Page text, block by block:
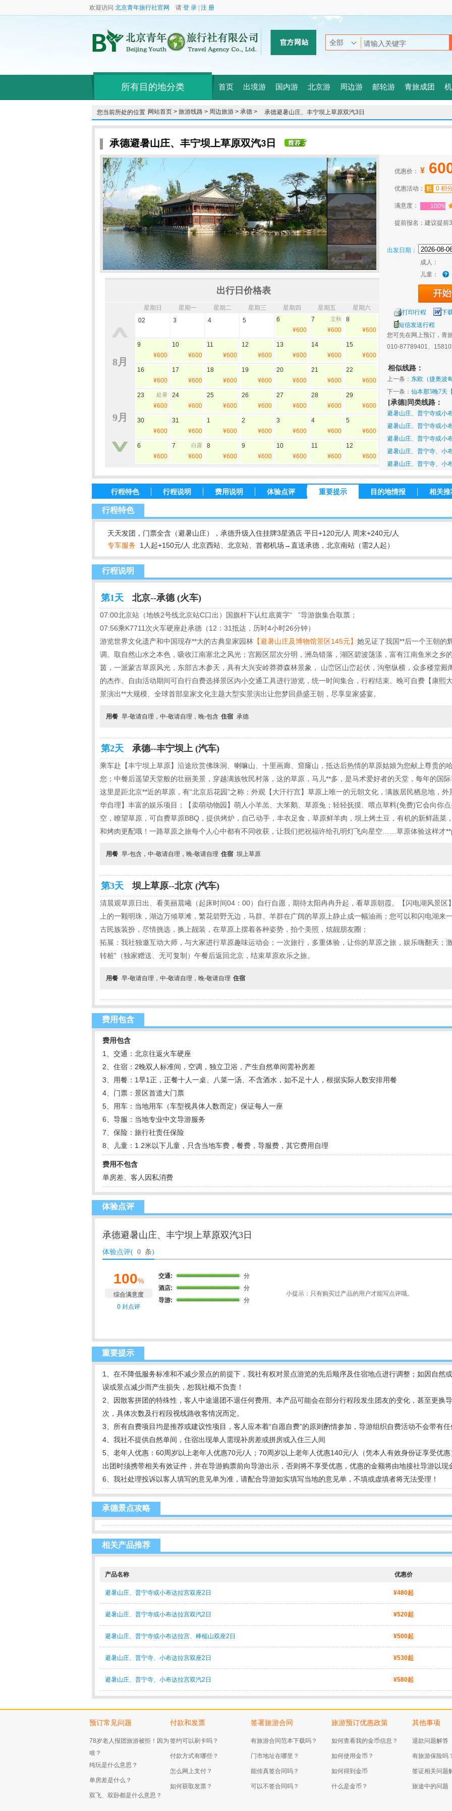
欢迎访问 北京青年旅行社官网 请 登 录 注 册
所有目的地分类 首页 出境游 国内游 北京游 周边游 邮轮游 青旅成团
您当前所处的位置：网站首页 > 旅游线路 > 周边旅游 > 承德 > 承德避暑山庄、丰宁坝上草原双汽3日
承德避暑山庄、丰宁坝上草原双汽3日
出行日价格表
8月
9月
星期日 星期一 星期二 星期三 星期四 星期五
星期六
02
3 4 5
6
¥600
7 立秋
¥600
8
¥600
9
¥600
10
¥600
11
¥600
12
¥600
13
¥600
14
¥600
15
¥600
16
¥600
17
¥600
18
¥600
19
¥600
20
¥600
21
¥600
22
¥600
23 处暑
¥600
24
¥600
25
¥600
26
¥600
27
¥600
28
¥600
29
¥600
30
¥600
31
¥600
1
¥600
2
¥600
3
¥600
4
¥600
5
¥600
6
¥600
7 白露
¥600
8
¥600
9
¥600
10
¥600
11
¥600
12
¥600
优惠价： ¥
优惠活动： 0 积
满意度： 100%
提前报名：建议提前
出发日期：
成人：
儿童：
打印行程 下
短信发送行程
您可先在网上预订，青
010-87789401、
相似线路：
上一条： 东欧（捷奥波
欧洲】
下一条： 仙本那5晚7天
[承德]同类线路：
避暑山庄、普宁寺或小
避暑山庄、普宁寺或小
避暑山庄、普宁寺或小
避暑山庄、普宁寺、小
避暑山庄、普宁寺、小
行程特色 行程说明 费用说明 体验点评 重要提示 目的地情报 相关
行程特色
天天发团，门票全含（避暑山庄），承德升级入住挂牌3星酒店 平日+120元/人 周末+240元/人
专车服务
1人起+150元/人 北京西站、北京站、首都机场→直送承德，北京南站（需2人起）
行程说明
第1天 北京--承德 (火车)
07:00北京站（地铁2号线北京站C口出）国旗杆下认红底黄字“ ”导游旗集合取票；
07:56乘K7711次火车硬座赴承德（12：31抵达，历时4小时26分钟）
游览世界文化遗产和中国现存**大的古典皇家园林 【避暑山庄及博物馆景区145元】 她见证了我国**后一个王朝的
调。取自然山水之本色，吸收江南塞北之风光；宫殿区层次分明，洲岛错落，湖区碧波荡漾，富有江南鱼米之乡
茵，一派蒙古草原风光，东部古木参天，具有大兴安岭莽莽森林景象， 山峦区山峦起伏，沟壑纵横，众多楼堂
的杰作。自由活动期间可自行自费选择景区内小交通工具进行游览，统一时间集合，行程结束。晚可自费【康熙
景演出**大规模、全球首部皇家文化主题大型实景演出让您梦回鼎盛王朝，尽享皇家盛宴。
用餐 早-敬请自理，中-敬请自理，晚-包含 住宿 承德
第2天 承德--丰宁坝上 (汽车)
乘车赴【丰宁坝上草原】沿途欣赏佛珠洞、喇嘛山、十里画廊、窟窿山，抵达后热情的草原姑娘为您献上尊贵的
您；中餐后遥望天堂般的壮丽美景，穿越满族牧民村落，这的草原，马儿**多，是马术爱好者的天堂，每年的国
这里是距北京**近的草原，有“北京后花园”之称；外观【大汗行宫】草原上唯一的元朝文化，满族居民栖息地，
华自理】丰富的娱乐项目；【卖萌动物园】萌人小羊羔、大笨鹅、草原兔；轻轻抚摸、喂点草料(免费)它会向你
空，瞭望草原，可自费草原BBQ，提供烤炉，自己动手，丰衣足食，草原鲜羊肉，坝上烤土豆，有机的新鲜蔬菜
和烤肉更配哦！一路草原之旅每个人心中都有不同收获，让我们把祝福许给孔明灯飞向星空……草原体验这样才
用餐 早-包含，中-敬请自理，晚-敬请自理 住宿 坝上草原
第3天 坝上草原--北京 (汽车)
清晨观草原日出、看美丽晨曦（起床时间04：00）自行自愿，期待太阳冉冉升起，看草原朝霞。【闪电湖风景
上的一颗明珠，湖边万倾草滩，繁花碧野无边，马群、羊群在广阔的草原上静止成一幅油画；您可以和闪电湖来
古民族装扮，尽情挑选，换上靓装，在草原上摆着各种姿势，拍个美照，炫靓朋友圈；
拓展：我社独邀互动大师，与大家进行草原趣味运动会；一次旅行，多重体验，让你的草原之旅，娱乐嗨翻天；
转桩”（独家赠送、无可复制）午餐后返回北京，结束草原欢乐之旅。
用餐 早-敬请自理，中-敬请自理，晚-敬请自理 住宿
费用包含
费用包含
1、交通：北京往返火车硬座
2、住宿：2晚双人标准间，空调，独立卫浴，产生自然单间需补房差
3、用餐：1早1正，正餐十人一桌、八菜一汤、不含酒水，如不足十人，根据实际人数安排用餐
4、门票：景区首道大门票
5、用车：当地用车（车型视具体人数而定）保证每人一座
6、导服：当地专业中文导游服务
7、保险：旅行社责任保险
8、儿童：1.2米以下儿童，只含当地车费，餐费，导服费，其它费用自理
费用不包含
单房差、客人因私消费
体验点评
承德避暑山庄、丰宁坝上草原双汽3日
体验点评( 0 条)
100%
综合满意度
0 封点评
交通:
分
酒店:
分
导游:
分
小提示：只有购买过产品的用户才能写点评哦。
重要提示
1、在不降低服务标准和不减少景点的前提下，我社有权对景点游览的先后顺序及住宿地点进行调整；如因自然
误或景点减少而产生损失，恕我社概不负责！
2、因散客拼团的特殊性，客人中途退团不退任何费用。本产品可能会在部分行程段发生团友的变化，甚至更换
次，具体次数及行程段视线路收客情况而定。
3、所有自费项目均是推荐或建议性项目，客人应本着“自愿自费”的原则酌情参加，导游组织自费活动不会带有任
4、我社不提供自然单间，住宿出现单人需现补房差或拼房或入住三人间
5、老年人优惠：60周岁以上老年人优惠70元/人；70周岁以上老年人优惠140元/人（凭本人有效身份证享受优惠
出团时须携带相关有效证件，并在导游购票前向导游出示，否则将不享受优惠，优惠的金额将由地接社导游以现
6、我社处理投诉以客人填写的意见单为准，请配合导游如实填写当地的意见单，不填或虚填者将无法受理！
承德景点攻略
相关产品推荐
产品名称 优惠价
避暑山庄、普宁寺或小布达拉宫双座2日 ¥480起
避暑山庄、普宁寺或小布达拉宫双汽2日 ¥520起
避暑山庄、普宁寺或小布达拉宫、棒槌山双座2日 ¥500起
避暑山庄、普宁寺、小布达拉宫双座2日 ¥530起
避暑山庄、普宁寺、小布达拉宫双汽2日 ¥580起
预订常见问题
78岁老人报团旅游被拒！因为
啥？
纯玩是什么意思？
单房差是什么？
双飞、双卧都是什么意思？
付款和发票
签约可以刷卡吗？
付款方式有哪些？
怎么网上支付？
如何获取发票？
签署旅游合同
有旅游合同范本下载吗？
门市地址在哪里？
能传真签合同吗？
可以不签合同吗？
旅游预订优惠政策
如何查看我的金币信息？
如何使用金币？
如何得到金币
什么是金币？
其他事项
退款问题解答
有旅游保险吗
签证相关问题
旅途中的问题